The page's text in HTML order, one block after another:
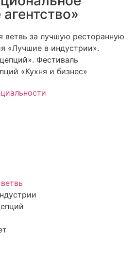
ветвь за лучшую ресторанную
«Лучшие в индустрии».
Фестиваль
«Кухня и бизнес»